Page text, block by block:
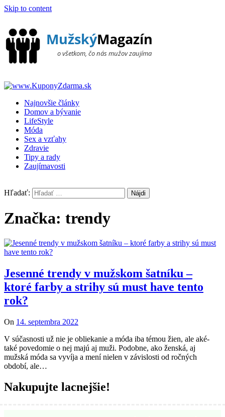
Skip to content
Najnovšie články
Domov a bývanie
LifeStyle
Móda
Sex a vzťahy
Zdravie
Tipy a rady
Zaujímavosti
Hľadať:
Značka: trendy
Jesenné trendy v mužskom šatníku –
ktoré farby a strihy sú must have tento
rok?
On 14. septembra 2022
V súčasnosti už nie je obliekanie a móda iba témou žien, ale aké-
také povedomie o nej majú aj muži. Podobne, ako ženská, aj
mužská móda sa vyvíja a mení nielen v závislosti od ročných
období, ale…
Nakupujte lacnejšie!